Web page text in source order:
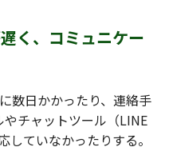
く、コミュニケー
数日かかったり、連絡手
やチャットツール（LINE
ていなかったりする。